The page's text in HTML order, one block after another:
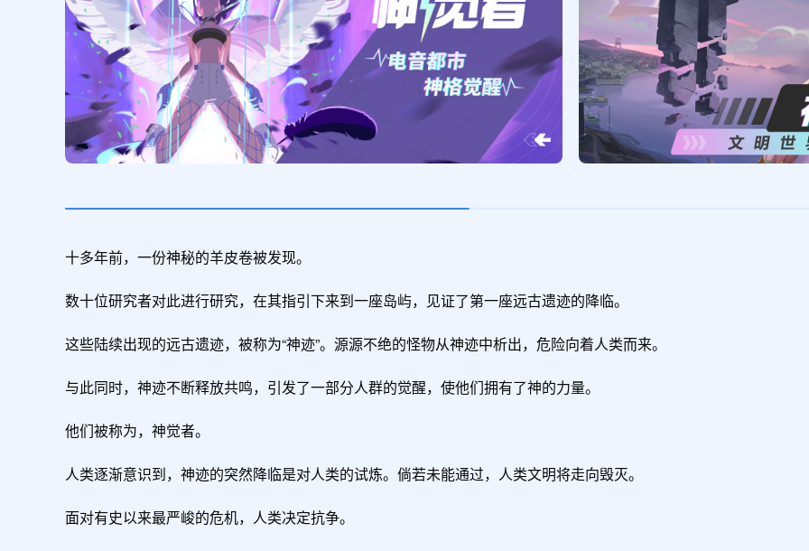
十多年前，一份神秘的羊皮卷被发现。
数十位研究者对此进行研究，在其指引下来到一座岛屿，见证了第一座远古遗迹的降临。
这些陆续出现的远古遗迹，被称为“神迹”。源源不绝的怪物从神迹中析出，危险向着人类而来。
与此同时，神迹不断释放共鸣，引发了一部分人群的觉醒，使他们拥有了神的力量。
他们被称为，神觉者。
人类逐渐意识到，神迹的突然降临是对人类的试炼。倘若未能通过，人类文明将走向毁灭。
面对有史以来最严峻的危机，人类决定抗争。